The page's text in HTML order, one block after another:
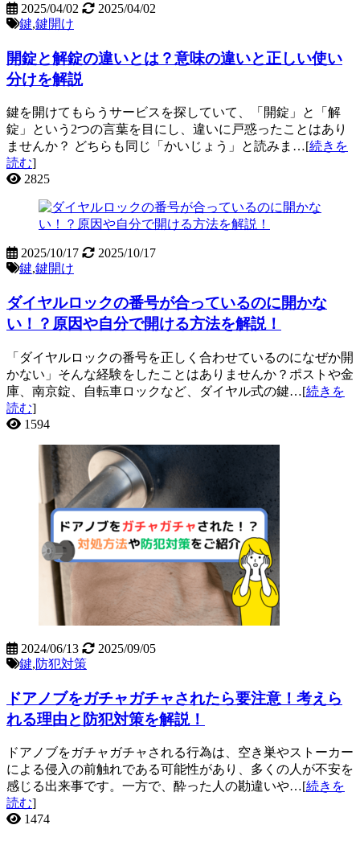
2025/04/02
2025/04/02
鍵,鍵開け
開錠と解錠の違いとは？意味の違いと正しい使い
分けを解説
鍵を開けてもらうサービスを探していて、「開錠」と「解
錠」という2つの言葉を目にし、違いに戸惑ったことはあり
ませんか？ どちらも同じ「かいじょう」と読みま…[続きを
読む]
2825
2025/10/17
2025/10/17
鍵,鍵開け
ダイヤルロックの番号が合っているのに開かな
い！？原因や自分で開ける方法を解説！
「ダイヤルロックの番号を正しく合わせているのになぜか開
かない」そんな経験をしたことはありませんか？ポストや金
庫、南京錠、自転車ロックなど、ダイヤル式の鍵…[続きを
読む]
1594
2024/06/13
2025/09/05
鍵,防犯対策
ドアノブをガチャガチャされたら要注意！考えら
れる理由と防犯対策を解説！
ドアノブをガチャガチャされる行為は、空き巣やストーカー
による侵入の前触れである可能性があり、多くの人が不安を
感じる出来事です。一方で、酔った人の勘違いや…[続きを
読む]
1474